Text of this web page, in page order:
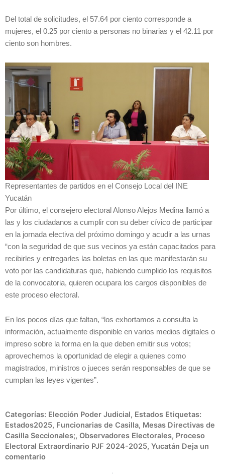
Del total de solicitudes, el 57.64 por ciento corresponde a
mujeres, el 0.25 por ciento a personas no binarias y el 42.11 por
ciento son hombres.
Representantes de partidos en el Consejo Local del INE
Yucatán
Por último, el consejero electoral Alonso Alejos Medina llamó a
las y los ciudadanos a cumplir con su deber cívico de participar
en la jornada electiva del próximo domingo y acudir a las urnas
“con la seguridad de que sus vecinos ya están capacitados para
recibirles y entregarles las boletas en las que manifestarán su
voto por las candidaturas que, habiendo cumplido los requisitos
de la convocatoria, quieren ocupara los cargos disponibles de
este proceso electoral.
En los pocos días que faltan, “los exhortamos a consulta la
información, actualmente disponible en varios medios digitales o
impreso sobre la forma en la que deben emitir sus votos;
aprovechemos la oportunidad de elegir a quienes como
magistrados, ministros o jueces serán responsables de que se
cumplan las leyes vigentes”.
Categorías: Elección Poder Judicial, Estados Etiquetas:
Estados2025, Funcionarias de Casilla, Mesas Directivas de
Casilla Seccionales;, Observadores Electorales, Proceso
Electoral Extraordinario PJF 2024-2025, Yucatán Deja un
comentario